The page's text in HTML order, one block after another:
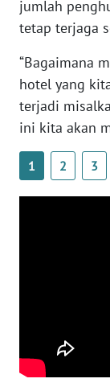
jumlah
tetap terjaga
“Bagaimana
hotel yang
terjadi
ini kita akan
1 2 3
KEPRI
PAPUA
WN
PAPUA
WN